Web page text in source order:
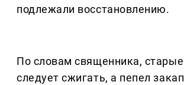
подлежали восстановлению.
По словам священника,
следует сжигать, а пепел